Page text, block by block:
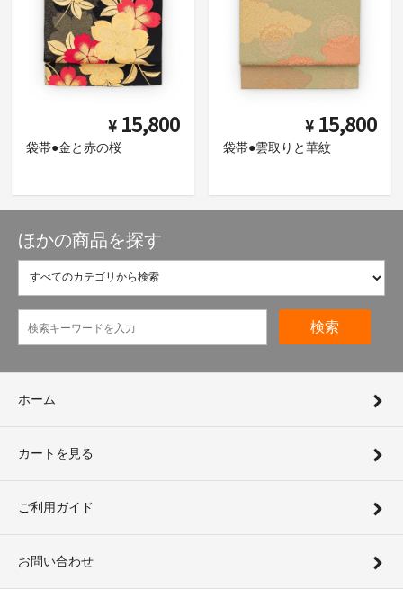
¥ 15,800
袋帯●金と赤の桜
¥ 15,800
袋帯●雲取りと華紋
ほかの商品を探す
検索
ホーム
カートを見る
ご利用ガイド
お問い合わせ